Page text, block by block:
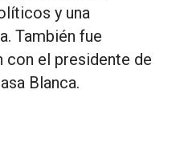
y una
También fue
con el presidente de
Blanca.